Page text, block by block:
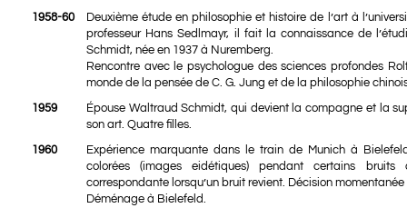
1958-60
Deuxième étude en philosophie et histoire de l’art à
professeur Hans Sedlmayr, il fait la connaissance de
Schmidt, née en 1937 à Nuremberg.
Rencontre avec le psychologue des sciences profondes
monde de la pensée de C. G. Jung et de la philosophie
1959
Épouse Waltraud Schmidt, qui devient la compagne et la
son art. Quatre filles.
1960
Expérience marquante dans le train de Munich à
colorées (images eidétiques) pendant certains
correspondante lorsqu’un bruit revient. Décision
Déménage à Bielefeld.